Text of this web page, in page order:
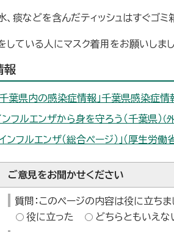
、痰などを含んだティッシュはすぐゴミ
している人にマスク着用をお願いしまし
報
千葉県内の感染症情報」千葉県感染症情
ンフルエンザから身を守ろう（千葉県） （
インフルエンザ（総合ページ）」（厚生労働
ご意見をお聞かせください
質問：このページの内容は役に立ちま
役に立った
どちらともいえな